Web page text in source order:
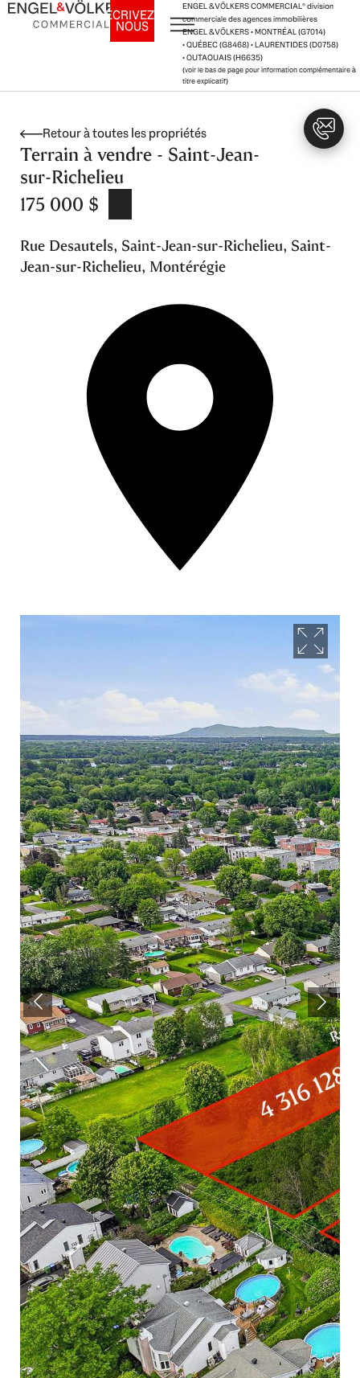
Aller
ENGEL & VÖLKERS COMMERCIAL®division
commerciale des agences immobilières
ENGEL & VÖLKERS • MONTRÉAL (G7014)
• QUÉBEC (G8468) • LAURENTIDES (D0758)
• OUTAOUAIS (H6635)
(voir le bas de page pour information complémentaire à
titre explicatif)
ÉCRIVEZ-
NOUS
Retour à toutes les propriétés
Terrain à vendre - Saint-Jean-
sur-Richelieu
175 000 $
Rue Desautels, Saint-Jean-sur-Richelieu, Saint-
Jean-sur-Richelieu, Montérégie